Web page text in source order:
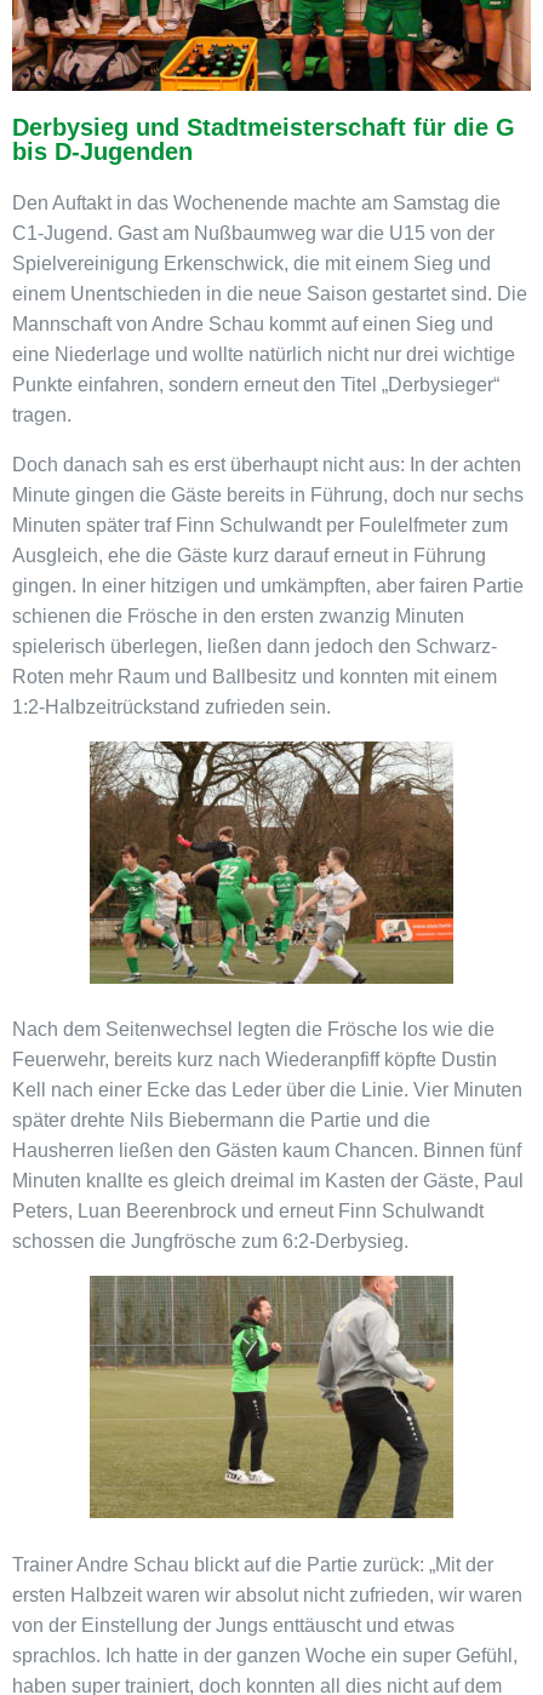
Derbysieg und Stadtmeisterschaft für die G
bis D-Jugenden
Den Auftakt in das Wochenende machte am Samstag die
C1-Jugend. Gast am Nußbaumweg war die U15 von der
Spielvereinigung Erkenschwick, die mit einem Sieg und
einem Unentschieden in die neue Saison gestartet sind. Die
Mannschaft von Andre Schau kommt auf einen Sieg und
eine Niederlage und wollte natürlich nicht nur drei wichtige
Punkte einfahren, sondern erneut den Titel „Derbysieger“
tragen.
Doch danach sah es erst überhaupt nicht aus: In der achten
Minute gingen die Gäste bereits in Führung, doch nur sechs
Minuten später traf Finn Schulwandt per Foulelfmeter zum
Ausgleich, ehe die Gäste kurz darauf erneut in Führung
gingen. In einer hitzigen und umkämpften, aber fairen Partie
schienen die Frösche in den ersten zwanzig Minuten
spielerisch überlegen, ließen dann jedoch den Schwarz-
Roten mehr Raum und Ballbesitz und konnten mit einem
1:2-Halbzeitrückstand zufrieden sein.
Nach dem Seitenwechsel legten die Frösche los wie die
Feuerwehr, bereits kurz nach Wiederanpfiff köpfte Dustin
Kell nach einer Ecke das Leder über die Linie. Vier Minuten
später drehte Nils Biebermann die Partie und die
Hausherren ließen den Gästen kaum Chancen. Binnen fünf
Minuten knallte es gleich dreimal im Kasten der Gäste, Paul
Peters, Luan Beerenbrock und erneut Finn Schulwandt
schossen die Jungfrösche zum 6:2-Derbysieg.
Trainer Andre Schau blickt auf die Partie zurück: „Mit der
ersten Halbzeit waren wir absolut nicht zufrieden, wir waren
von der Einstellung der Jungs enttäuscht und etwas
sprachlos. Ich hatte in der ganzen Woche ein super Gefühl,
haben super trainiert, doch konnten all dies nicht auf dem